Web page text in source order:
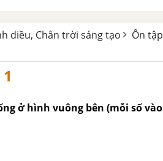
diều, Chân trời sáng tạo
Ôn tập
ở hình vuông bên (mỗi số vào